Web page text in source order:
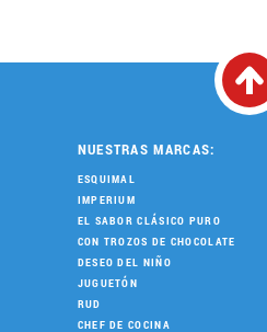
NUESTRAS MARCAS:
ESQUIMAL
IMPERIUM
EL SABOR CLÁSICO PURO
CON TROZOS DE CHOCOLATE
DESEO DEL NIÑO
JUGUETÓN
RUD
CHEF DE COCINA